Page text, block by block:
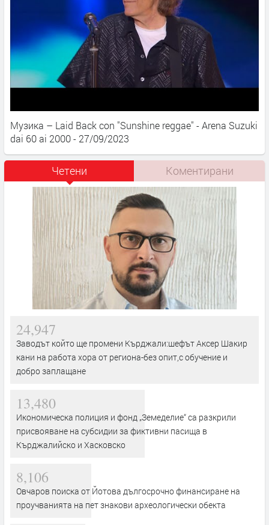
Музика – Laid Back con "Sunshine reggae" - Arena Suzuki
dai 60 ai 2000 - 27/09/2023
Четени Коментирани
24,947
Заводът който ще промени Кърджали:шефът Аксер Шакир
кани на работа хора от региона-без опит,с обучение и
добро заплащане
13,480
Икономическа полиция и фонд „Земеделие“ са разкрили
присвояване на субсидии за фиктивни пасища в
Кърджалийско и Хасковско
8,106
Овчаров поиска от Йотова дългосрочно финансиране на
проучванията на пет знакови археологически обекта